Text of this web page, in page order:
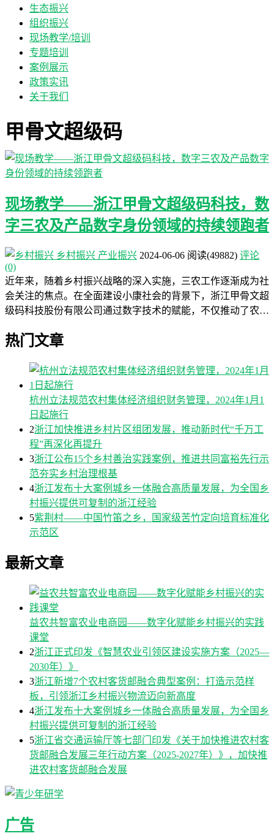
生态振兴
组织振兴
现场教学/培训
专题培训
案例展示
政策实讯
关于我们
甲骨文超级码
现场教学——浙江甲骨文超级码科技，数
字三农及产品数字身份领域的持续领跑者
乡村振兴 产业振兴 2024-06-06 阅读(49882) 评论
(0)
近年来，随着乡村振兴战略的深入实施，三农工作逐渐成为社
会关注的焦点。在全面建设小康社会的背景下，浙江甲骨文超
级码科技股份有限公司通过数字技术的赋能，不仅推动了农…
热门文章
杭州立法规范农村集体经济组织财务管理，2024年1月1
日起施行
2浙江加快推进乡村片区组团发展，推动新时代“千万工
程”再深化再提升
3浙江公布15个乡村善治实践案例，推进共同富裕先行示
范夯实乡村治理根基
4浙江发布十大案例城乡一体融合高质量发展，为全国乡
村振兴提供可复制的浙江经验
5紫荆村——中国竹笛之乡，国家级苦竹定向培育标准化
示范区
最新文章
益农共智富农业电商园——数字化赋能乡村振兴的实践
课堂
2浙江正式印发《智慧农业引领区建设实施方案（2025—
2030年）》
3浙江新增7个农村客货邮融合典型案例：打造示范样
板，引领浙江乡村振兴物流迈向新高度
4浙江发布十大案例城乡一体融合高质量发展，为全国乡
村振兴提供可复制的浙江经验
5浙江省交通运输厅等七部门印发《关于加快推进农村客
货邮融合发展三年行动方案（2025-2027年）》，加快推
进农村客货邮融合发展
广告